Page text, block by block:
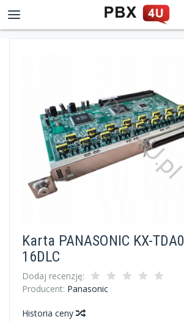
Karta PANASONIC KX-
16DLC
Dodaj recenzję:
Producent: Panasonic
Historia ceny